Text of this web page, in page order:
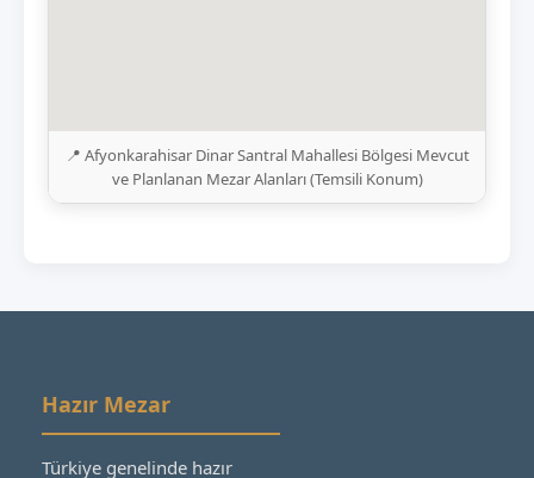
📍 Afyonkarahisar Dinar Santral Mahallesi Bölgesi Mevcut
ve Planlanan Mezar Alanları (Temsili Konum)
Hazır Mezar
Türkiye genelinde hazır